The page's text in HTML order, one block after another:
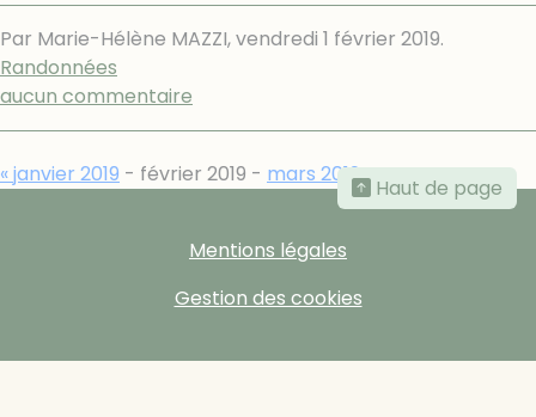
Par Marie-Hélène MAZZI,vendredi 1 février 2019.
Randonnées
aucun commentaire
« janvier 2019 - février 2019 - mars 2019 »
Haut de page
Mentions légales
Gestion des cookies